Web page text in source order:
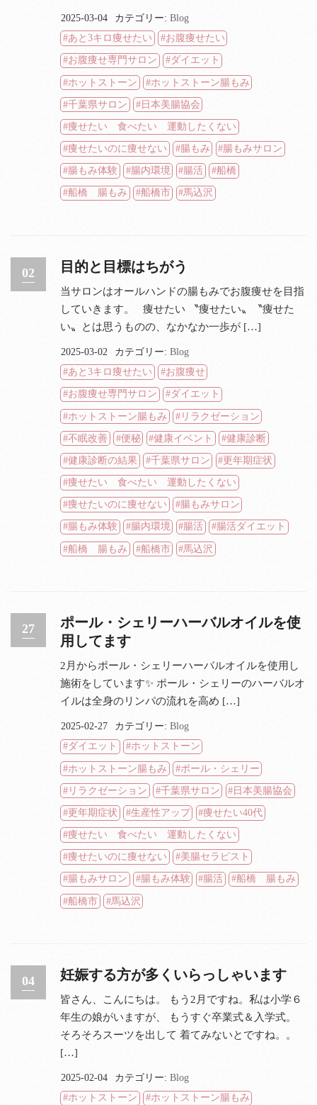
2025-03-04 カテゴリー:Blog
あと3キロ痩せたい
お腹痩せたい
お腹痩せ専門サロン ダイエット
ホットストーン ホットストーン腸もみ
千葉県サロン 日本美腸協会
痩せたい 食べたい 運動したくない
痩せたいのに痩せない 腸もみ 腸もみサロン
腸もみ体験 腸内環境 腸活 船橋
船橋 腸もみ 船橋市 馬込沢
02 目的と目標はちがう
当サロンはオールハンドの腸もみでお腹痩せを目指
していきます。 痩せたい 〝痩せたい〟〝痩せた
い〟とは思うものの、なかなか一歩が […]
2025-03-02 カテゴリー:Blog
あと3キロ痩せたい
お腹痩せ
お腹痩せ専門サロン ダイエット
ホットストーン腸もみ リラクゼーション
不眠改善 便秘 健康イベント 健康診断
健康診断の結果 千葉県サロン 更年期症状
痩せたい 食べたい 運動したくない
痩せたいのに痩せない 腸もみサロン
腸もみ体験 腸内環境 腸活 腸活ダイエット
船橋 腸もみ 船橋市 馬込沢
27
ポール・シェリーハーバルオイルを使
用してます
2月からポール・シェリーハーバルオイルを使用し
施術をしています✨ ポール・シェリーのハーバルオ
イルは全身のリンパの流れを高め […]
2025-02-27 カテゴリー:Blog
ダイエット
ホットストーン
ホットストーン腸もみ ポール・シェリー
リラクゼーション 千葉県サロン 日本美腸協会
更年期症状 生産性アップ 痩せたい40代
痩せたい 食べたい 運動したくない
痩せたいのに痩せない 美腸セラピスト
腸もみサロン 腸もみ体験 腸活 船橋 腸もみ
船橋市 馬込沢
04 妊娠する方が多くいらっしゃいます
皆さん、こんにちは。 もう2月ですね。私は小学６
年生の娘がいますが、 もうすぐ卒業式＆入学式。
そろそろスーツを出して 着てみないとですね。。
[…]
2025-02-04 カテゴリー:Blog
ホットストーン
ホットストーン腸もみ